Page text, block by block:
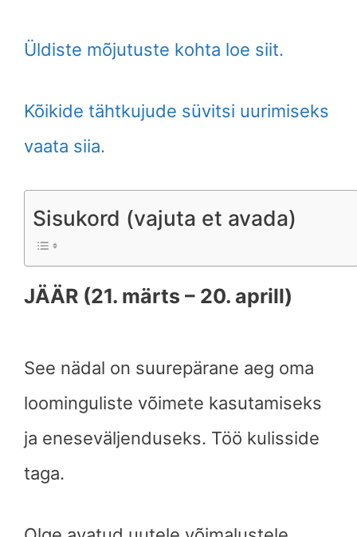
Üldiste mõjutuste kohta loe siit.
Kõikide tähtkujude süvitsi uurimiseks
vaata siia.
Sisukord (vajuta et avada)
JÄÄR (21. märts – 20. aprill)
See nädal on suurepärane aeg oma
loominguliste võimete kasutamiseks
ja eneseväljenduseks. Töö kulisside
taga.